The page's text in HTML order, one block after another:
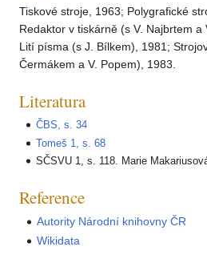
Tiskové stroje, 1963; Polygrafické
Redaktor v tiskárně (s V. Najbrtem a
Lití písma (s J. Bílkem), 1981;
Čermákem a V. Popem), 1983.
Literatura
ČBS, s. 34
Tomeš 1, s. 68
SČSVU 1, s. 118. Marie
Reference
Autority Národní knihovny ČR
Wikidata